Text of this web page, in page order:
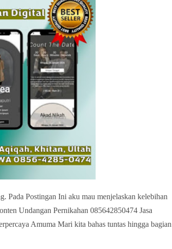
Pada Postingan Ini aku mau menjelaskan kelebihan
Undangan Pernikahan 085642850474 Jasa
Amuma Mari kita bahas tuntas hingga bagian